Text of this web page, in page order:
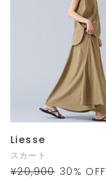
Liesse
スカート
¥20,900 30 % OFF